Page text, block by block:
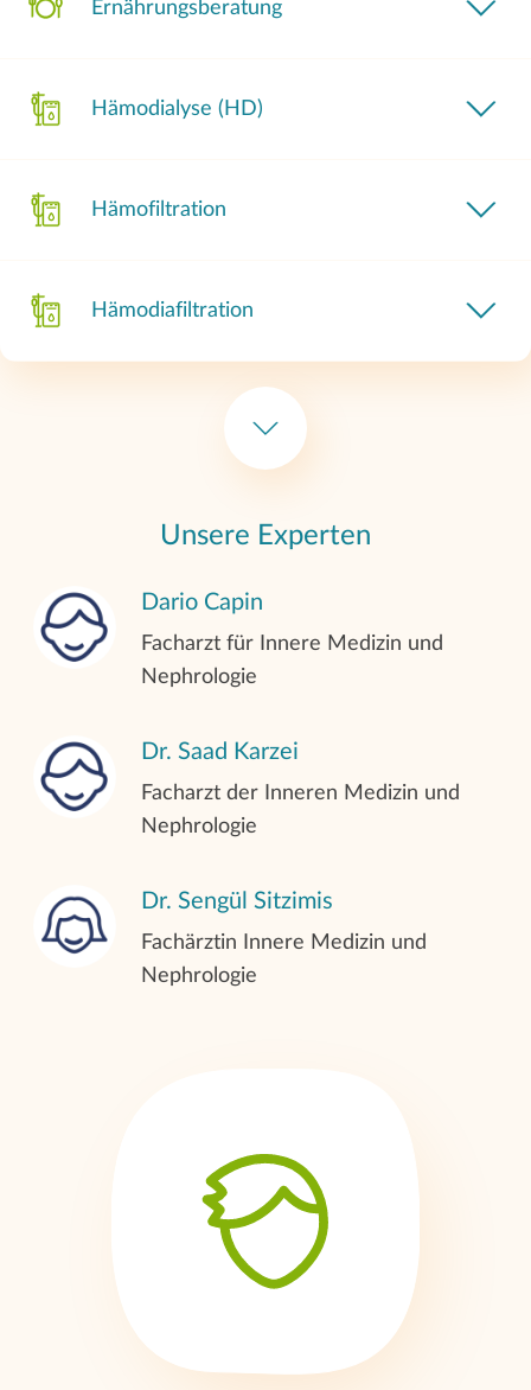
Ernährungsberatung
Hämodialyse (HD)
Hämofiltration
Hämodiafiltration
Kontinuierliche ambulante
Peritonealdialyse (CAPD)
Apherese
Sport während der Dialyse
Feriendialyse/Urlaubsdialyse
Unsere Experten
Dario Capin
Facharzt für Innere Medizin und
Nephrologie
Dr. Saad Karzei
Facharzt der Inneren Medizin und
Nephrologie
Dr. Sengül Sitzimis
Fachärztin Innere Medizin und
Nephrologie